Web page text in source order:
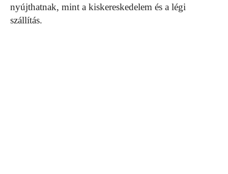
nyújthatnak, mint a kiskereskedelem és a légi
szállítás.